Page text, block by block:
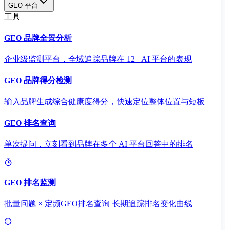
GEO 平台
工具
GEO 品牌全景分析
企业级监测平台，全域追踪品牌在 12+ AI 平台的表现
GEO 品牌得分检测
输入品牌生成综合健康度得分，快速定位整体位置与短板
GEO 排名查询
单次提问，立刻看到品牌在多个 AI 平台回答中的排名
GEO 排名监测
批量问题 × 定频GEO排名查询 长期追踪排名变化曲线